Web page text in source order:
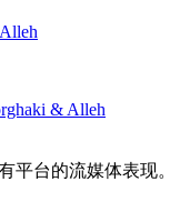
& Alleh
平台的流媒体表现。